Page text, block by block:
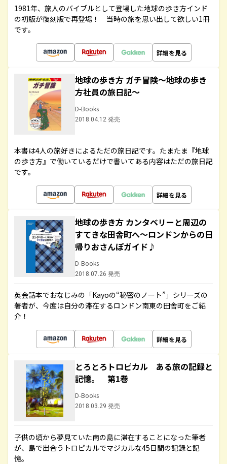
1981年、旅人のバイブルとして登場した地球の歩き方インド
の初版が復刻版で再登場！ 当時の旅を思い出して欲しい1冊
です。
詳細を見る
地球の歩き方 ガチ冒険～地球の歩き
方社員の旅日記～
D-Books
2018.04.12 発売
本書は4人の旅好きによるただの旅日記です。たまたま『地球
の歩き方』で働いているだけで書いてある内容はただの旅日記
です。
詳細を見る
地球の歩き方 カンタベリーと周辺の
すてきな田舎町へ～ロンドンからの日
帰りおさんぽガイド♪
D-Books
2018.07.26 発売
英会話本でおなじみの「Kayoの“秘密のノート”」シリーズの
著者が、今度は自分の滞在するロンドン南東の田舎町をご紹
介！
詳細を見る
とろとろトロピカル ある旅の記録と
記憶。 第1巻
D-Books
2018.03.29 発売
子供の頃から夢見ていた南の島に滞在することになった筆者
が、島で出合うトロピカルでマジカルな45日間の記録と記
憶。